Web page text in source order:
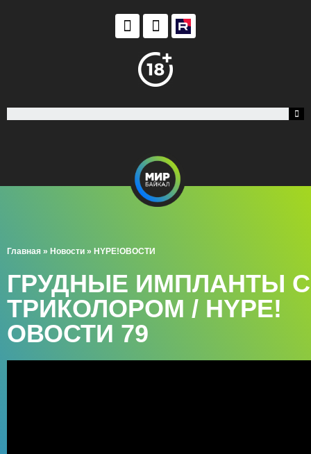
Главная » Новости » HYPE!ОВОСТИ
ГРУДНЫЕ ИМПЛАНТЫ С
ТРИКОЛОРОМ / HYPE!
ОВОСТИ 79